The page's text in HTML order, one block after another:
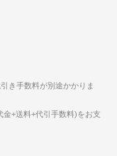
き手数料が別途かかりま
+送料+代引手数料)をお支